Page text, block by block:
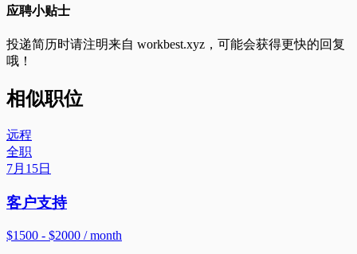
应聘小贴士
投递简历时请注明来自 workbest.xyz ，可能会获得更快的回复
哦！
相似职位
远程
全职
7月15日
客户支持
$1500 - $2000 / month